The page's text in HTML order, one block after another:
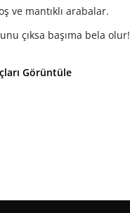
ve mantıklı arabalar.
çıksa başıma bela olur!
Görüntüle